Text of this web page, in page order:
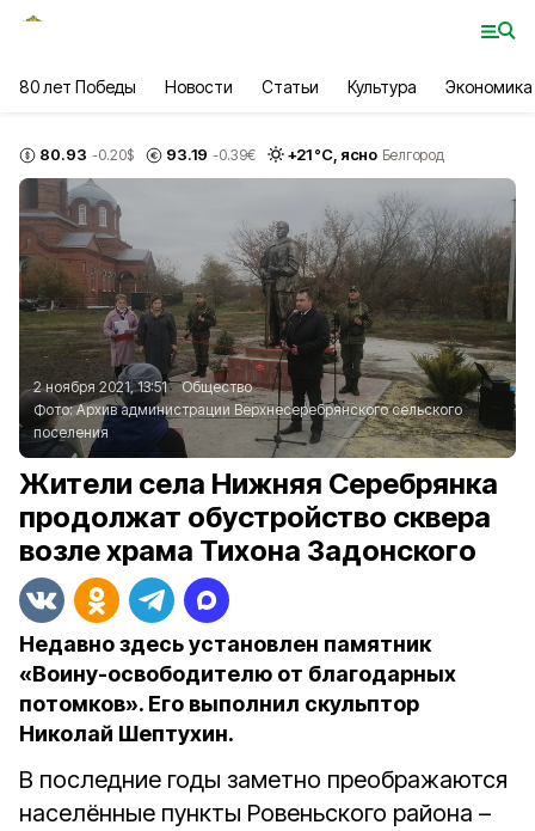
80 лет Победы Новости Статьи Культура Экономика
80.93 -0.20$ 93.19 -0.39€ +21°С, ясно Белгород
2 ноября 2021, 13:51
Общество
Фото:Архив администрации Верхнесеребрянского сельского
поселения
Жители села Нижняя Серебрянка
продолжат обустройство сквера
возле храма Тихона Задонского
Недавно здесь установлен памятник
«Воину-освободителю от благодарных
потомков». Его выполнил скульптор
Николай Шептухин.
В последние годы заметно преображаются
населённые пункты Ровеньского района –